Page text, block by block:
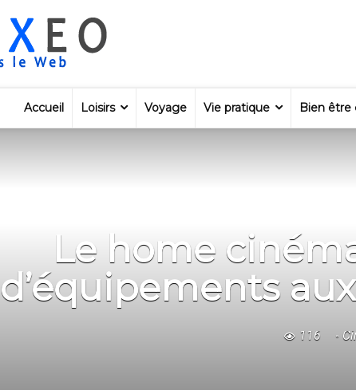
Accueil Loisirs Voyage Vie pratique Bien être
Le home
d’équipements
116